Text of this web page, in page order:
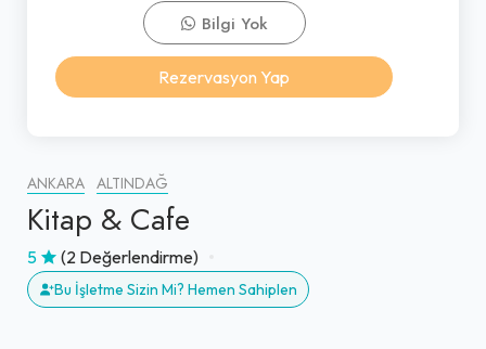
ANKARA ALTINDAĞ
Kitap & Cafe
5 (2 Değerlendirme)
Bu İşletme Sizin Mi? Hemen Sahiplen
Bilgi Yok
Rezervasyon Yap